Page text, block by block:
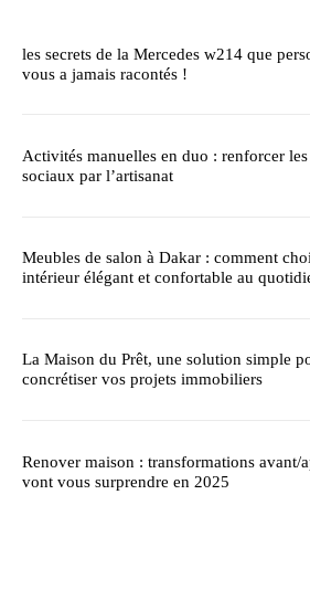
les secrets de la Mercedes w214 que
vous a jamais racontés !
Activités manuelles en duo : renforcer
sociaux par l’artisanat
Meubles de salon à Dakar : comment
intérieur élégant et confortable au
La Maison du Prêt, une solution simple
concrétiser vos projets immobiliers
Renover maison : transformations avant/
vont vous surprendre en 2025